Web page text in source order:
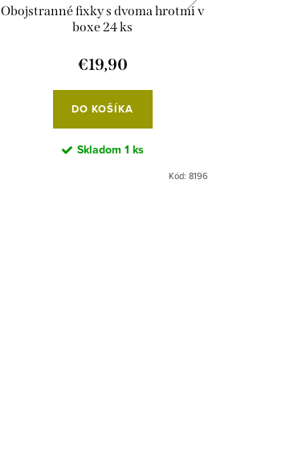
Obojstranné fixky s dvoma hrotmi v
boxe 24 ks
€19,90
DO KOŠÍKA
Skladom 1 ks
Kód: 8196